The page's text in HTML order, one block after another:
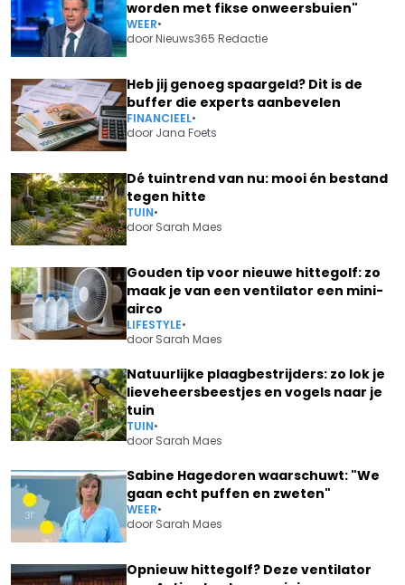
worden met fikse onweersbuien"
WEER•
doorNieuws365 Redactie
Heb jij genoeg spaargeld? Dit is de
buffer die experts aanbevelen
FINANCIEEL•
door Jana Foets
Dé tuintrend van nu: mooi én bestand
tegen hitte
TUIN•
door Sarah Maes
Gouden tip voor nieuwe hittegolf: zo
maak je van een ventilator een mini-
airco
LIFESTYLE•
door Sarah Maes
Natuurlijke plaagbestrijders: zo lok je
lieveheersbeestjes en vogels naar je
tuin
TUIN•
door Sarah Maes
Sabine Hagedoren waarschuwt: "We
gaan echt puffen en zweten"
WEER•
door Sarah Maes
Opnieuw hittegolf? Deze ventilator